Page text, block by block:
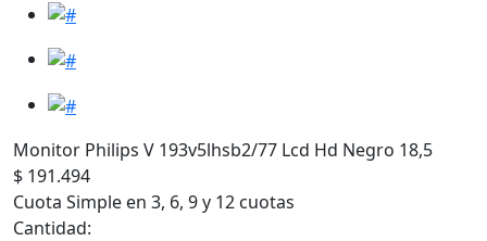
Monitor Philips V 193v5lhsb2/77 Lcd Hd Negro 18,5
$ 191.494
Cuota Simple en 3, 6, 9 y 12 cuotas
Cantidad: